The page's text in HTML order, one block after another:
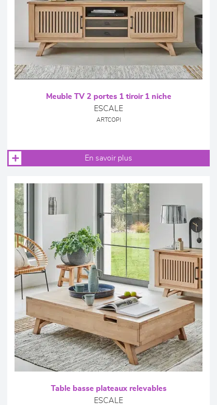
Meuble TV 2 portes 1 tiroir 1 niche
ESCALE
ARTCOPI
En savoir plus
Table basse plateaux relevables
ESCALE